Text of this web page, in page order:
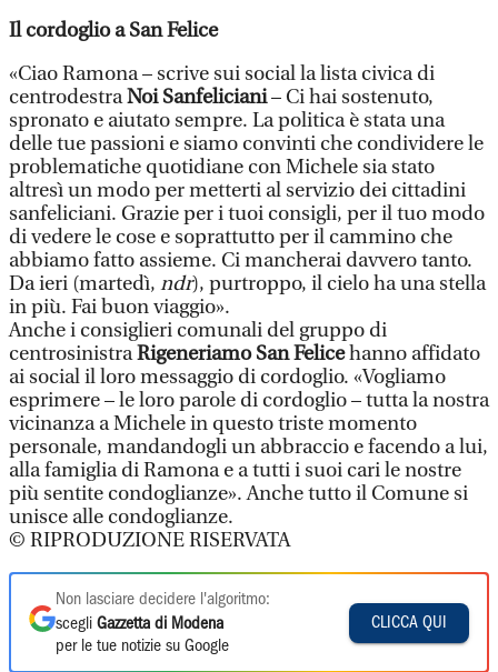
Il cordoglio a San Felice
«Ciao Ramona – scrive sui social la lista civica di
centrodestraNoi Sanfeliciani– Ci hai sostenuto,
spronato e aiutato sempre. La politica è stata una
delle tue passioni e siamo convinti che condividere le
problematiche quotidiane con Michele sia stato
altresì un modo per metterti al servizio dei cittadini
sanfeliciani. Grazie per i tuoi consigli, per il tuo modo
di vedere le cose e soprattutto per il cammino che
abbiamo fatto assieme. Ci mancherai davvero tanto.
Da ieri (martedì, ndr), purtroppo, il cielo ha una stella
in più. Fai buon viaggio».
Anche i consiglieri comunali del gruppo di
centrosinistraRigeneriamo San Felicehanno affidato
ai social il loro messaggio di cordoglio. «Vogliamo
esprimere – le loro parole di cordoglio – tutta la nostra
vicinanza a Michele in questo triste momento
personale, mandandogli un abbraccio e facendo a lui,
alla famiglia di Ramona e a tutti i suoi cari le nostre
più sentite condoglianze». Anche tutto il Comune si
unisce alle condoglianze.
© RIPRODUZIONE RISERVATA
Non lasciare decidere l'algoritmo:
scegli Gazzetta di Modena
per le tue notizie su Google
CLICCA QUI